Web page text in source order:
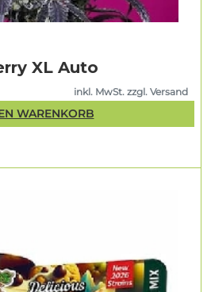
XL Auto
inkl. MwSt. zzgl. Versand
WARENKORB